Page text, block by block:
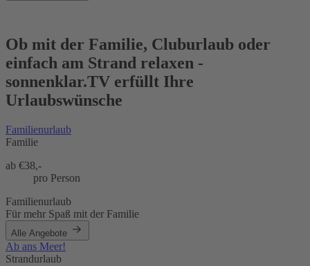
Ob mit der Familie, Cluburlaub oder
einfach am Strand relaxen -
sonnenklar.TV erfüllt Ihre
Urlaubswünsche
Familienurlaub
Familie
ab €38,-
pro Person
Familienurlaub
Für mehr Spaß mit der Familie
Alle Angebote
Ab ans Meer!
Strandurlaub